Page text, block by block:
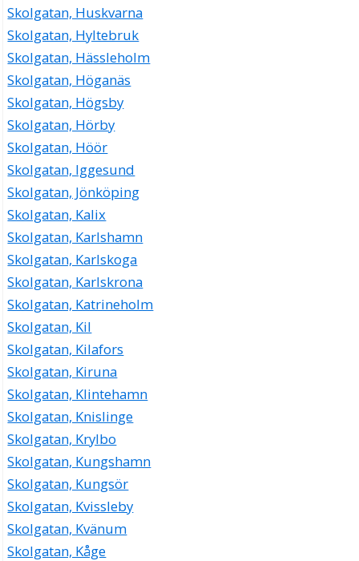
Skolgatan, Huskvarna
Skolgatan, Hyltebruk
Skolgatan, Hässleholm
Skolgatan, Höganäs
Skolgatan, Högsby
Skolgatan, Hörby
Skolgatan, Höör
Skolgatan, Iggesund
Skolgatan, Jönköping
Skolgatan, Kalix
Skolgatan, Karlshamn
Skolgatan, Karlskoga
Skolgatan, Karlskrona
Skolgatan, Katrineholm
Skolgatan, Kil
Skolgatan, Kilafors
Skolgatan, Kiruna
Skolgatan, Klintehamn
Skolgatan, Knislinge
Skolgatan, Krylbo
Skolgatan, Kungshamn
Skolgatan, Kungsör
Skolgatan, Kvissleby
Skolgatan, Kvänum
Skolgatan, Kåge